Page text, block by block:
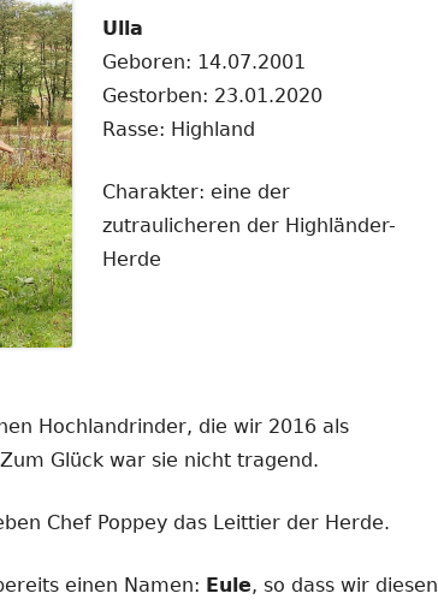
Ulla
Geboren: 14.07.2001
Gestorben: 23.01.2020
Rasse: Highland
Charakter: eine der
zutraulicheren der Highländer-
Herde
Hochlandrinder, die wir 2016 als
Glück war sie nicht tragend.
Chef Poppey das Leittier der Herde.
einen Namen: Eule, so dass wir diesen